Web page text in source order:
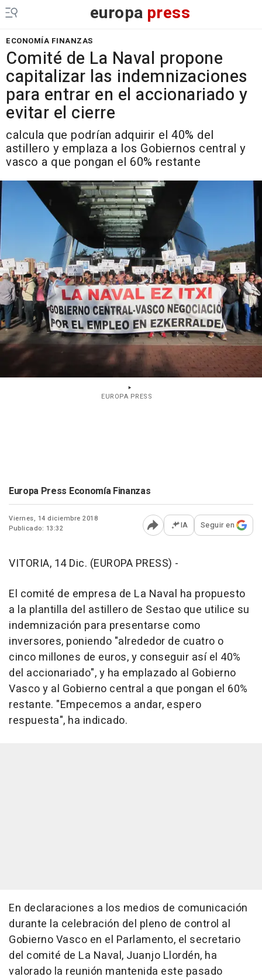
europa press
ECONOMÍA FINANZAS
Comité de La Naval propone
capitalizar las indemnizaciones
para entrar en el accionariado y
evitar el cierre
calcula que podrían adquirir el 40% del
astillero y emplaza a los Gobiernos central y
vasco a que pongan el 60% restante
EUROPA PRESS
Europa Press Economía Finanzas
Viernes, 14 diciembre 2018
Publicado: 13:32
Abrir opciones para
IA Seguir en
VITORIA, 14 Dic. (EUROPA PRESS) -
El comité de empresa de La Naval ha propuesto
a la plantilla del astillero de Sestao que utilice su
indemnización para presentarse como
inversores, poniendo "alrededor de cuatro o
cinco millones de euros, y conseguir así el 40%
del accionariado", y ha emplazado al Gobierno
Vasco y al Gobierno central a que pongan el 60%
restante. "Empecemos a andar, espero
respuesta", ha indicado.
En declaraciones a los medios de comunicación
durante la celebración del pleno de control al
Gobierno Vasco en el Parlamento, el secretario
del comité de La Naval, Juanjo Llordén, ha
valorado la reunión mantenida este pasado